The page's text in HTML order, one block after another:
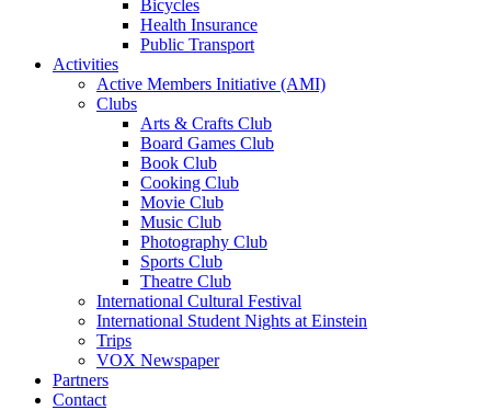
Bicycles
Health Insurance
Public Transport
Activities
Active Members Initiative (AMI)
Clubs
Arts & Crafts Club
Board Games Club
Book Club
Cooking Club
Movie Club
Music Club
Photography Club
Sports Club
Theatre Club
International Cultural Festival
International Student Nights at Einstein
Trips
VOX Newspaper
Partners
Contact